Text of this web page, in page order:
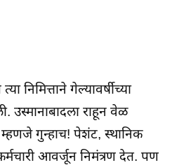
निमित्ताने गेल्यावर्षीच्या
उस्मानाबादला राहून वेळ
गुन्हाच! पेशंट, स्थानिक
कर्मचारी आवर्जून निमंत्रण देत. पण